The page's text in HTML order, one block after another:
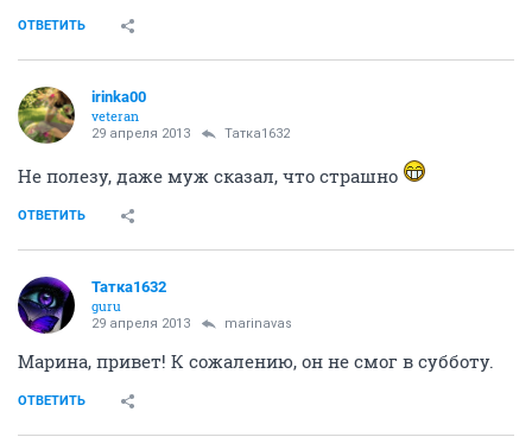
ОТВЕТИТЬ
irinka00
veteran
29 апреля 2013 Татка1632
Не полезу, даже муж сказал, что страшно
ОТВЕТИТЬ
Татка1632
guru
29 апреля 2013 marinavas
Марина, привет! К сожалению, он не смог в субботу.
ОТВЕТИТЬ